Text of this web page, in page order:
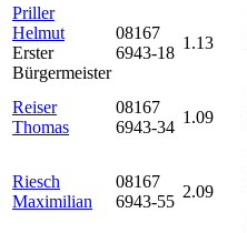
Priller
Helmut
Erster
Bürgermeister
08167
6943-18
1.13
Reiser
Thomas
08167
6943-34
1.09
Riesch
Maximilian
08167
6943-55
2.09